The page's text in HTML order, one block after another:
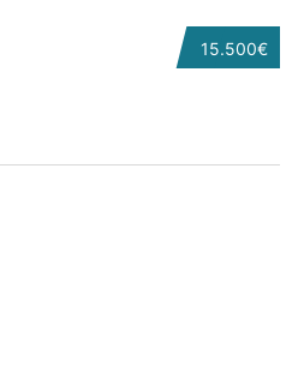
15.500€